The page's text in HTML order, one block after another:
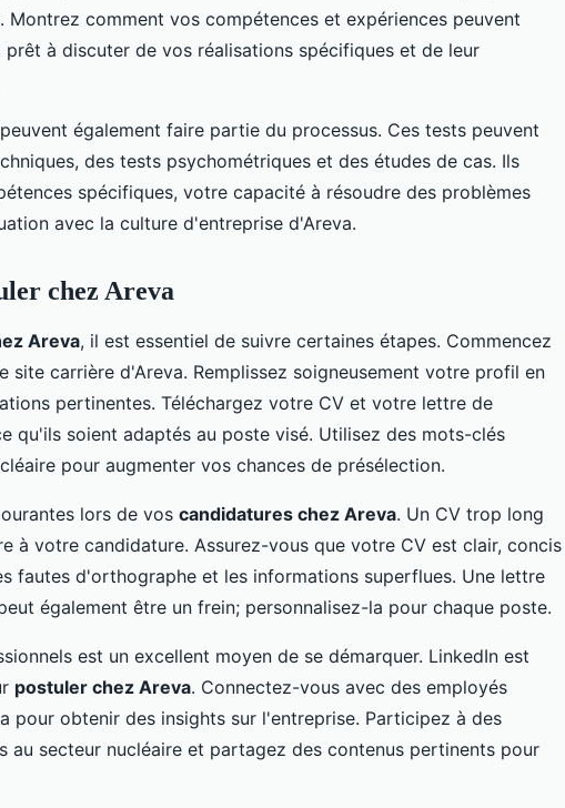
Montrez comment vos compétences et expériences peuvent
prêt à discuter de vos réalisations spécifiques et de leur
peuvent également faire partie du processus. Ces tests peuvent
des tests psychométriques et des études de cas. Ils
spécifiques, votre capacité à résoudre des problèmes
avec la culture d'entreprise d'Areva.
chez Areva
Areva, il est essentiel de suivre certaines étapes. Commencez
site carrière d'Areva. Remplissez soigneusement votre profil en
pertinentes. Téléchargez votre CV et votre lettre de
qu'ils soient adaptés au poste visé. Utilisez des mots-clés
pour augmenter vos chances de présélection.
lors de vos candidatures chez Areva. Un CV trop long
à votre candidature. Assurez-vous que votre CV est clair, concis
fautes d'orthographe et les informations superflues. Une lettre
également être un frein; personnalisez-la pour chaque poste.
est un excellent moyen de se démarquer. LinkedIn est
postuler chez Areva. Connectez-vous avec des employés
pour obtenir des insights sur l'entreprise. Participez à des
au secteur nucléaire et partagez des contenus pertinents pour